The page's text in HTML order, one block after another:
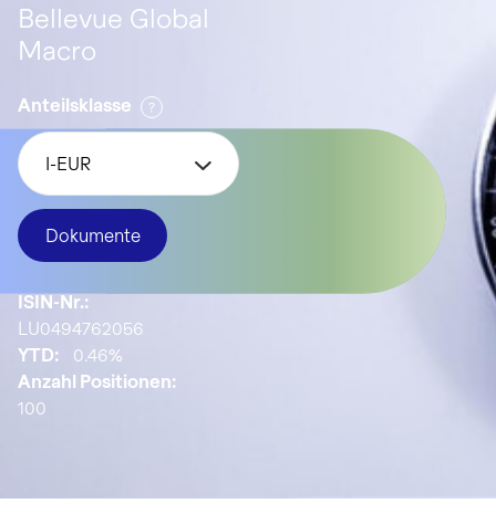
Bellevue Global
Macro
Anteilsklasse
I-EUR
Dokumente
ISIN-Nr.:
LU0494762056
YTD:
0.46%
Anzahl Positionen:
100